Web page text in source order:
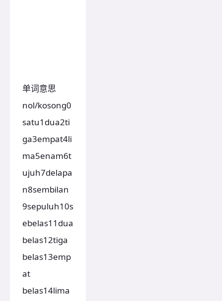
单词意思
nol/kosong0
satu1dua2ti
ga3empat4li
ma5enam6t
ujuh7delapa
n8sembilan
9sepuluh10s
ebelas11dua
belas12tiga
belas13emp
at
belas14lima